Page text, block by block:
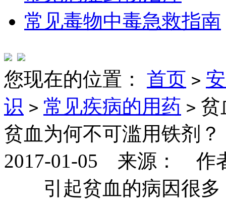
常见毒物中毒急救指南
您现在的位置： 首页 >
识 > 常见疾病的用药 > 贫
贫血为何不可滥用铁剂？
2017-01-05 来源： 作
引起贫血的病因很多